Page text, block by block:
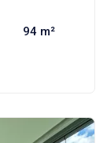
94 m²